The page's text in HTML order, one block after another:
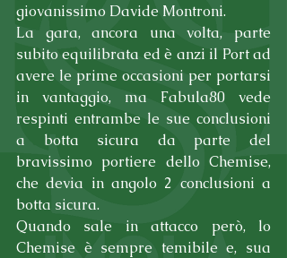
giovanissimo Davide Montroni.
La gara, ancora una volta, parte
subito equilibrata ed è anzi il Port ad
avere le prime occasioni per portarsi
in vantaggio, ma Fabula80 vede
respinti entrambe le sue conclusioni
a botta sicura da parte del
bravissimo portiere dello Chemise,
che devia in angolo 2 conclusioni a
botta sicura.
Quando sale in attacco però, lo
Chemise è sempre temibile e, sua